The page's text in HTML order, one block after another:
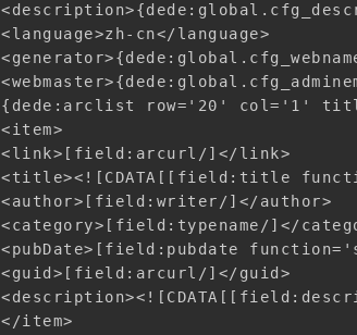
<language>zh-cn</language>
{dede:arclist row='20' col='1'
<item>
<link>[field:arcurl/]</link>
<title><![CDATA[[field:title
<author>[field:writer/]</author>
<category>[field:typename/]</
<pubDate>[field:pubdate
<guid>[field:arcurl/]</guid>
</item>